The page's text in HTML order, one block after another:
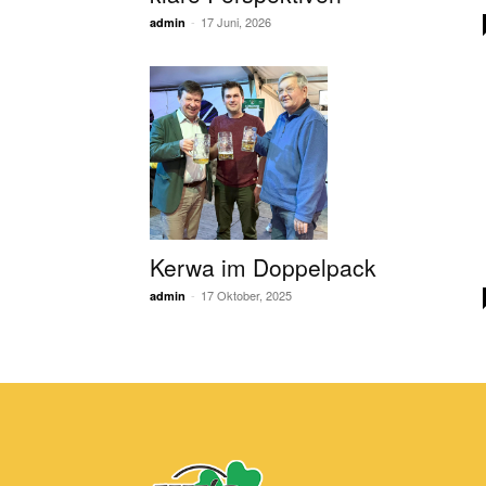
admin - 17 Juni, 2026
Kerwa im Doppelpack
admin - 17 Oktober, 2025